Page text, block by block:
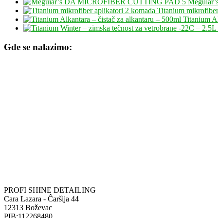
Titanium
Titanium
Gde se nalazimo:
PROFI SHINE DETAILING
Cara Lazara - Ĉaršija 44
12313 Boževac
PIB:112268480